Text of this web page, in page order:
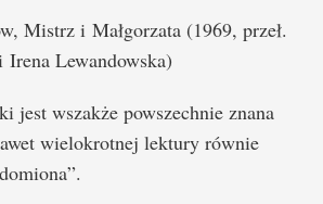
Mistrz i Małgorzata (1969, przeł.
Lewandowska)
jest wszakże powszechnie znana
wielokrotnej lektury równie